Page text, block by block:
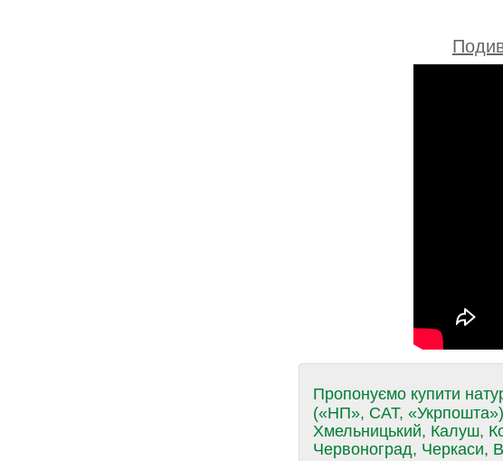
Пропонуємо купити
(«НП», САТ,
Хмельницький, Калуш,
Червоноград, Черкаси,